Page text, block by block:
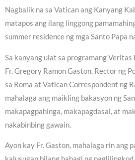
Nagbalik na sa Vatican ang Kanyang
matapos ang ilang linggong
summer residence ng mga Santo Papa
Sa kanyang ulat sa programang Veritas
Fr. Gregory Ramon Gaston, Rector ng
sa Roma at Vatican Correspondent ng
mahalaga ang maikling bakasyon ng
makapagpahinga, makapagdasal, at
nakabinbing gawain.
Ayon kay Fr. Gaston, mahalaga rin ang